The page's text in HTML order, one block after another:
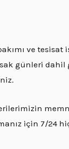
ve
günleri
için 7/24